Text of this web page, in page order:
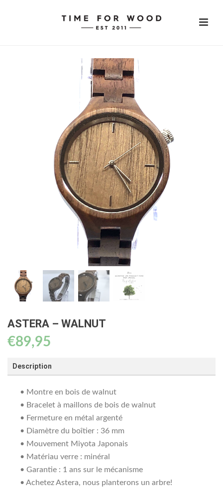
ASTERA – WALNUT
€89,95
Description
• Montre en bois de walnut
• Bracelet à maillons de bois de walnut
• Fermeture en métal argenté
• Diamètre du boîtier : 36 mm
• Mouvement Miyota Japonais
• Matériau verre : minéral
• Garantie : 1 ans sur le mécanisme
• Achetez Astera, nous planterons un arbre!